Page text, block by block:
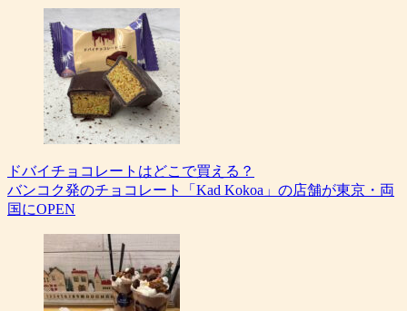
ドバイチョコレートはどこで買える？
バンコク発のチョコレート「Kad Kokoa」の店舗が東京・両
国にOPEN